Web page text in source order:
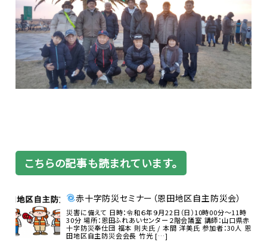
こちらの記事も読まれています。
赤十字防災セミナー（恩田地区自主防災会）
災害に備えて 日時：令和６年９月22日（日）10時00分～11時
30分 場所：恩田ふれあいセンター２階会議室 講師：山口県赤
十字防災奉仕団 福本 則夫氏 / 本間 洋美氏 参加者：30人 恩
田地区自主防災会会長 竹光 […]